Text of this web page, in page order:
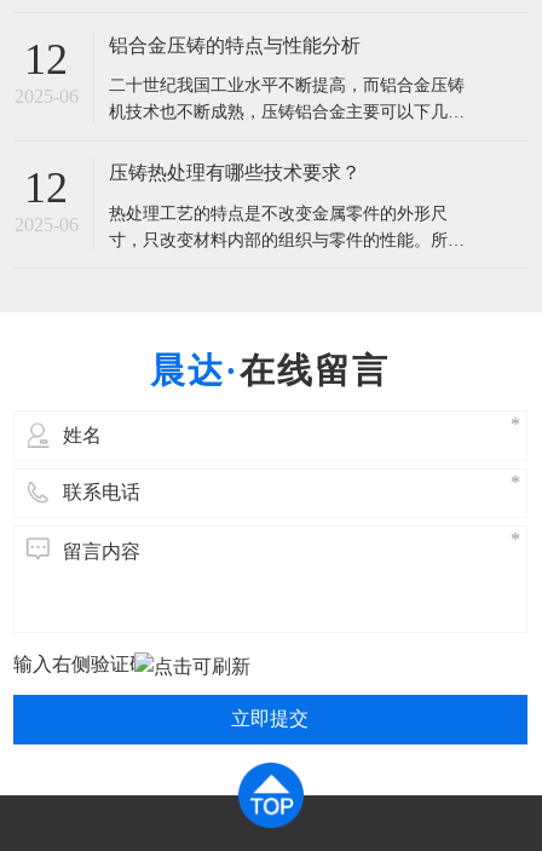
性能，获得尺寸的稳定性，改善加工性能，专业
热循环处理： 经冷热循环处理的铸件，由于多次
加热和冷却引起固溶体点阵收缩和膨胀
12
2025-06
铝合金压铸的特点与性能分析
二十世纪我国工业水平不断提高，而铝合金压铸
机技术也不断成熟，压铸铝合金主要可以下几大
Si-Cu、Al-Si-Mg等。压铸铝合金力学性能的提高
高压快速凝固的特点使这种矛盾在某些方面更
12
2025-06
压铸热处理有哪些技术要求？
热处理工艺的特点是不改变金属零件的外形尺
寸，只改变材料内部的组织与零件的性能。所以
金采用适当的方式进行加热、保温和冷
在线留言
立即提交